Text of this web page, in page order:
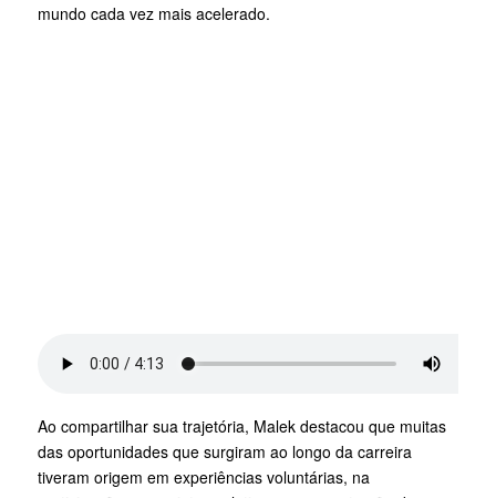
mundo cada vez mais acelerado.
Ao compartilhar sua trajetória, Malek destacou que muitas
das oportunidades que surgiram ao longo da carreira
tiveram origem em experiências voluntárias, na